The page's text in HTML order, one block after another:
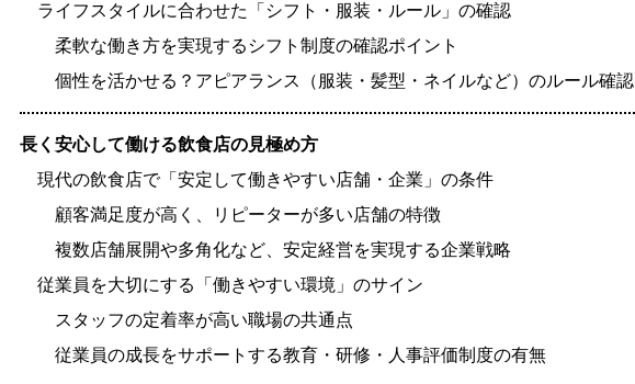
ライフスタイルに合わせた「シフト・服装・ルール」の確認
柔軟な働き方を実現するシフト制度の確認ポイント
個性を活かせる？アピアランス（服装・髪型・ネイルなど）のルール確認
長く安心して働ける飲食店の見極め方
現代の飲食店で「安定して働きやすい店舗・企業」の条件
顧客満足度が高く、リピーターが多い店舗の特徴
複数店舗展開や多角化など、安定経営を実現する企業戦略
従業員を大切にする「働きやすい環境」のサイン
スタッフの定着率が高い職場の共通点
従業員の成長をサポートする教育・研修・人事評価制度の有無